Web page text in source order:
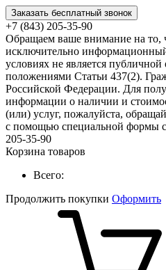
Заказать бесплатный звонок
+7 (843) 205-35-90
Обращаем ваше внимание на то,
исключительно
условиях не является
положениями Статьи 437(2).
Российской Федерации. Для
информации о наличии и
(или) услуг, пожалуйста,
с помощью специальной формы
205-35-90
Корзина товаров
Всего:
Продолжить покупки Оформить